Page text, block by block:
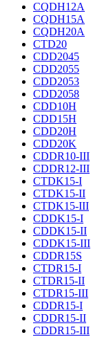
CQDH12A
CQDH15A
CQDH20A
CTD20
CDD2045
CDD2055
CDD2053
CDD2058
CDD10H
CDD15H
CDD20H
CDD20K
CDDR10-III
CDDR12-III
CTDK15-I
CTDK15-II
CTDK15-III
CDDK15-I
CDDK15-II
CDDK15-III
CDDR15S
CTDR15-I
CTDR15-II
CTDR15-III
CDDR15-I
CDDR15-II
CDDR15-III